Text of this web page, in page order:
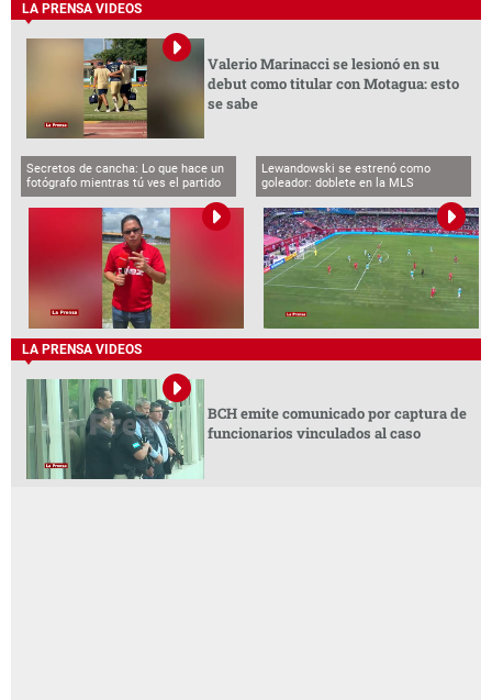
LA PRENSA VIDEOS
Valerio Marinacci se lesionó en su
debut como titular con Motagua: esto
se sabe
Secretos de cancha: Lo que hace un
fotógrafo mientras tú ves el partido
Lewandowski se estrenó como
goleador: doblete en la MLS
LA PRENSA VIDEOS
BCH emite comunicado por captura de
funcionarios vinculados al caso